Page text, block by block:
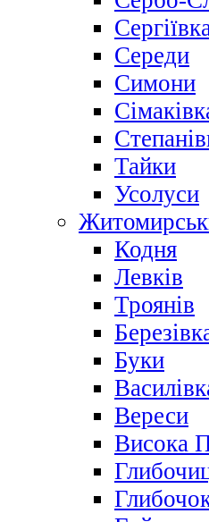
Середи
Симони
Тайки
Усолуси
Кодня
Левків
Троянів
Буки
Вереси
Висока